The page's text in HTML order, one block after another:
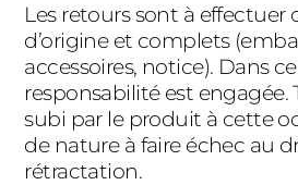
Les retours sont à effectuer
d’origine et complets
accessoires, notice). Dans
responsabilité est
subi par le produit à cette
de nature à faire échec au
rétractation.